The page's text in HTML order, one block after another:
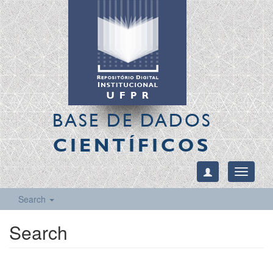
BASE DE DADOS
CIENTÍFICOS
Toggle
Search
Search